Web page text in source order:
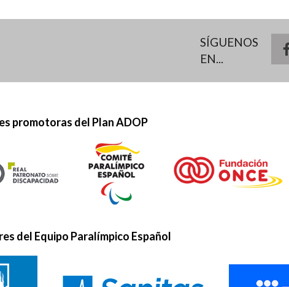
SÍGUENOS
EN...
promotoras del Plan ADOP
del Equipo Paralímpico Español